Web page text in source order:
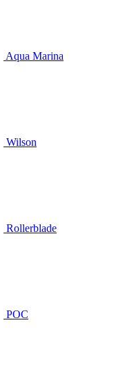
Aqua Marina
Wilson
Rollerblade
POC